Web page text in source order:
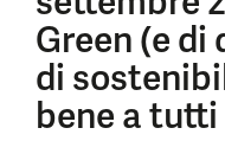
Green (e
di
bene a tutti